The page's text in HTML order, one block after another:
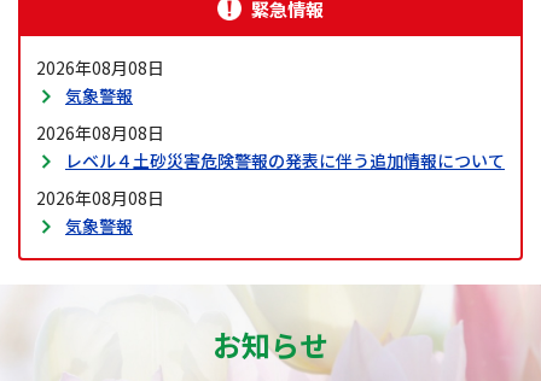
緊急情報
2026年08月08日
気象警報
2026年08月08日
レベル４土砂災害危険警報の発表に伴う追加情報について
2026年08月08日
気象警報
お知らせ